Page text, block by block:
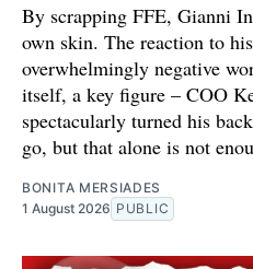
By scrapping FFE, Gianni
own skin. The reaction to
overwhelmingly negative
itself, a key figure – COO
spectacularly turned his
go, but that alone is not
BONITA MERSIADES
1 August 2026 PUBLIC